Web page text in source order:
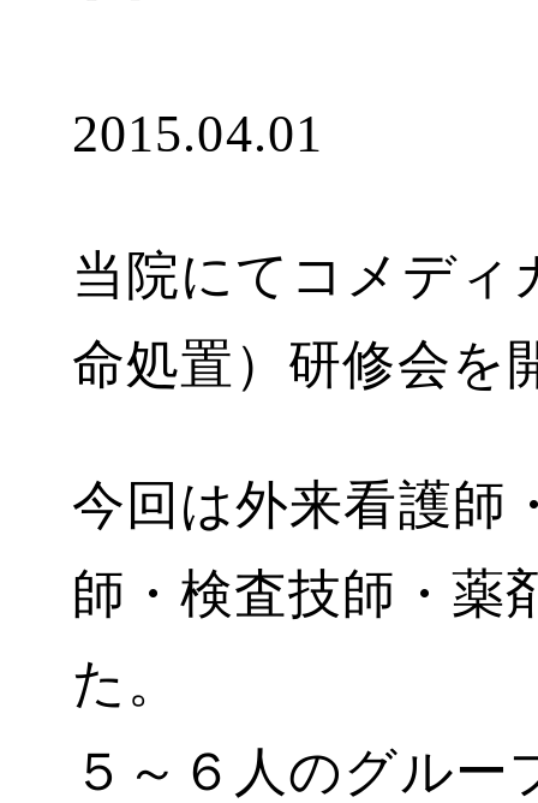
2015.04.01
当院にてコメディ
命処置）研修会を
今回は外来看護師
師・検査技師・薬
た。
５～６人のグル